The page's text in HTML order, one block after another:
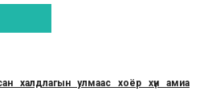
халдлагын улмаас хоёр хүн амиа